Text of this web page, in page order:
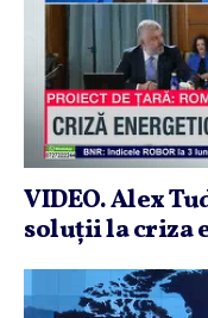
VIDEO. Alex
soluţii la criza